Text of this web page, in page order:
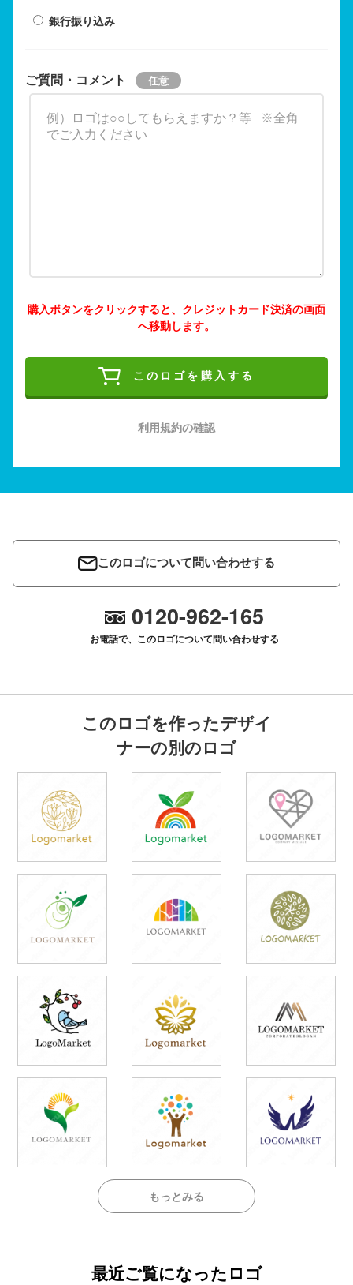
銀行振り込み
ご質問・コメント
購入ボタンをクリックすると、クレジットカード決済の画面
へ移動します。
このロゴを購入する
利用規約の確認
このロゴについて問い合わせする
0120-962-165
お電話で、このロゴについて問い合わせする
このロゴを作ったデザイ
ナーの別のロゴ
もっとみる
最近ご覧になったロゴ